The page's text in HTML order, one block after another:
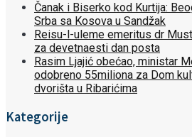
Čanak i Biserko kod Kurtija:
Srba sa Kosova u Sandžak
Reisu-l-uleme emeritus dr
za devetnaesti dan posta
Rasim Ljajić obećao, ministar
odobreno 55miliona za Dom
dvorišta u Ribarićima
Kategorije